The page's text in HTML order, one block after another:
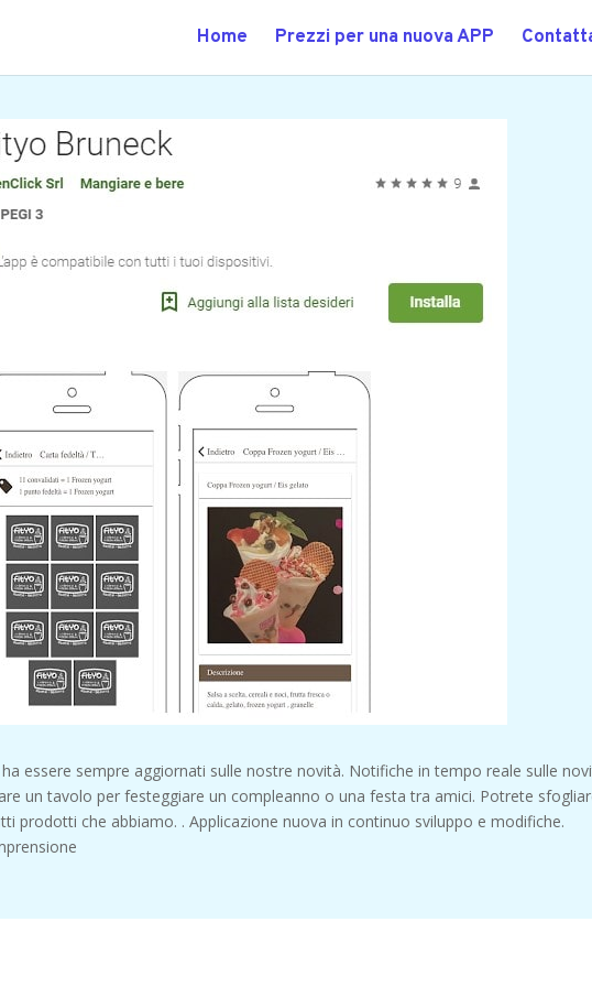
Home Prezzi per una nuova APP
essere sempre aggiornati sulle nostre novità. Notifiche in tempo reale sulle
un tavolo per festeggiare un compleanno o una festa tra amici. Potrete
prodotti che abbiamo. . Applicazione nuova in continuo sviluppo e modifiche.